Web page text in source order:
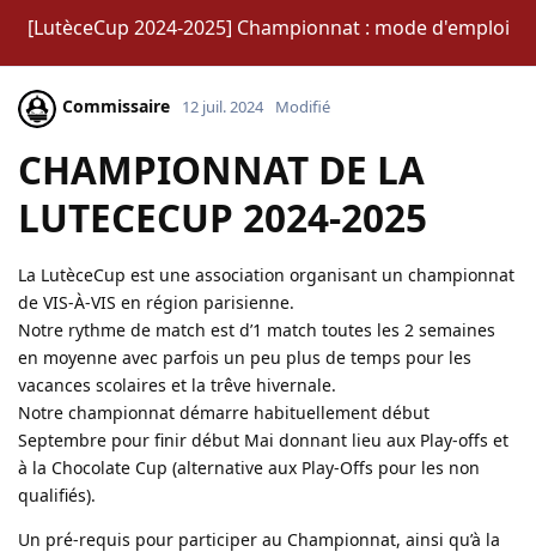
[LutèceCup 2024-2025] Championnat : mode d'emploi
Commissaire 12 juil. 2024 Modifié
CHAMPIONNAT DE LA
LUTECECUP 2024-2025
La LutèceCup est une association organisant un championnat
de VIS-À-VIS en région parisienne.
Notre rythme de match est d’1 match toutes les 2 semaines
en moyenne avec parfois un peu plus de temps pour les
vacances scolaires et la trêve hivernale.
Notre championnat démarre habituellement début
Septembre pour finir début Mai donnant lieu aux Play-offs et
à la Chocolate Cup (alternative aux Play-Offs pour les non
qualifiés).
Un pré-requis pour participer au Championnat, ainsi qu’à la